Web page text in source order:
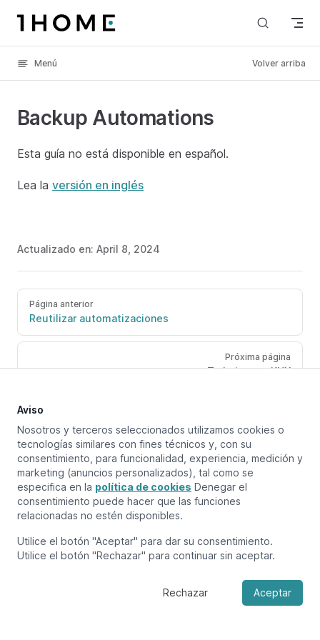
Skip to content
Menú Volver arriba
Backup Automations
Esta guía no está disponible en español.
Lea la versión en inglés
Actualizado en: April 8, 2024
Página anterior
Reutilizar automatizaciones
Próxima página
Trabajar con KNX
Aviso
Nosotros y terceros seleccionados utilizamos cookies o
tecnologías similares con fines técnicos y, con su
consentimiento, para funcionalidad, experiencia, medición y
marketing (anuncios personalizados), tal como se
especifica en la política de cookies Denegar el
consentimiento puede hacer que las funciones
relacionadas no estén disponibles.
Utilice el botón "Aceptar" para dar su consentimiento.
Utilice el botón "Rechazar" para continuar sin aceptar.
Rechazar Aceptar